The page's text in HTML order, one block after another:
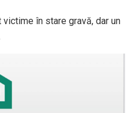
în stare gravă, dar un